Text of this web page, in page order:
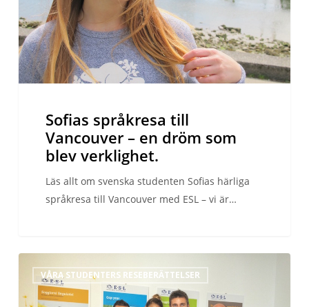
blev
verklighet.
Sofias språkresa till
Vancouver – en dröm som
blev verklighet.
Läs allt om svenska studenten Sofias härliga
språkresa till Vancouver med ESL – vi är…
Chiabotto
och
VÅRA STUDENTERS RESEBERÄTTELSER